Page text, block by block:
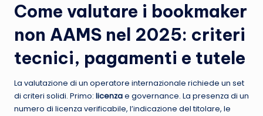
Come valutare i bookmaker
non AAMS nel 2025: criteri
tecnici, pagamenti e tutele
La valutazione di un operatore internazionale richiede un set
di criteri solidi. Primo: licenzae governance. La presenza di un
numero di licenza verificabile, l’indicazione del titolare, le